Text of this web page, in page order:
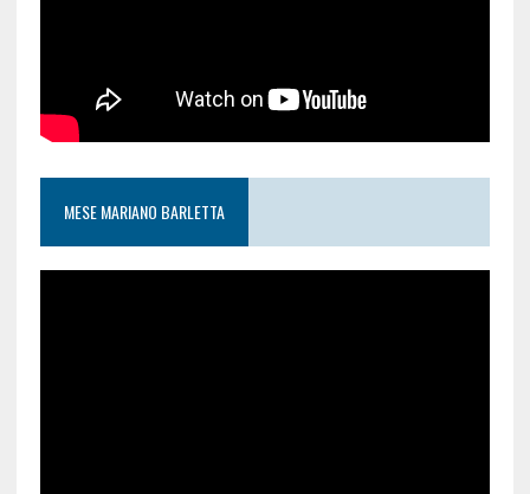
MESE MARIANO BARLETTA